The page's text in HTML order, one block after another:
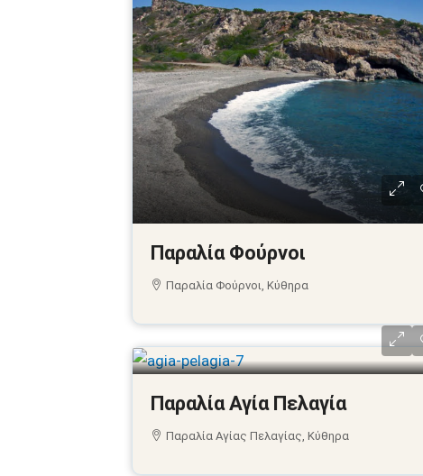
Παραλία Φούρνοι
Παραλία Φούρνοι, Κύθηρα
Παραλία Αγία Πελαγία
Παραλία Αγίας Πελαγίας, Κύθηρα